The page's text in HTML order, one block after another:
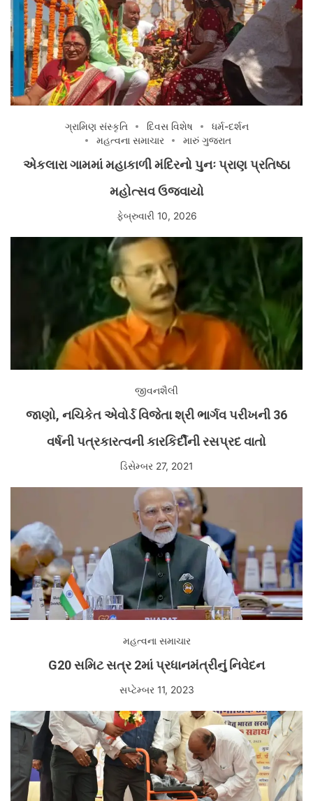
ગ્રામિણ સંસ્કૃતિ દિવસ વિશેષ
ધર્મ-દર્શન
મહત્વના સમાચાર
મારું ગુજરાત
એકલારા ગામમાં મહાકાળી મંદિરનો પુનઃ પ્રાણ પ્રતિષ્ઠા
મહોત્સવ ઉજવાયો
ફેબ્રુવારી 10, 2026
જીવનશૈલી
જાણો, નચિકેત એવોર્ડ વિજેતા શ્રી ભાર્ગવ પરીખની 36
વર્ષની પત્રકારત્વની કારકિર્દીની રસપ્રદ વાતો
ડિસેમ્બર 27, 2021
મહત્વના સમાચાર
G20 સમિટ સત્ર 2માં પ્રધાનમંત્રીનું નિવેદન
સપ્ટેમ્બર 11, 2023